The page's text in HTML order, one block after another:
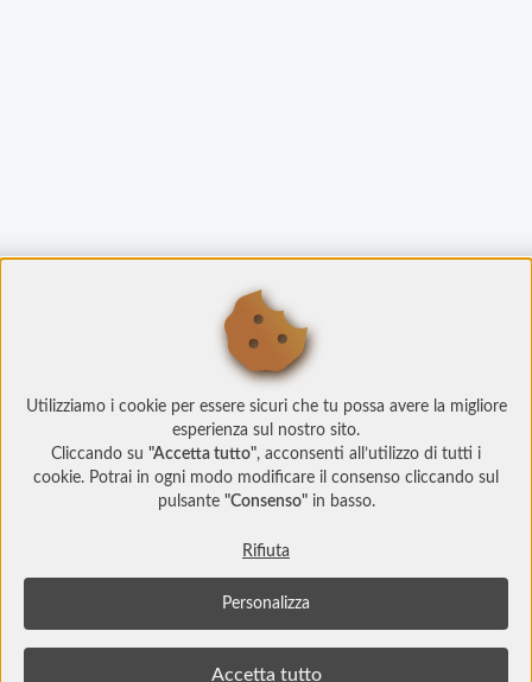
© Copyright 2022 Social Play
info@studiweb.it - P.iva/C.f. IT05983000729
Utilizziamo i cookie per essere sicuri che tu possa avere la migliore
esperienza sul nostro sito.
Cliccando su "Accetta tutto", acconsenti all’utilizzo di tutti i
cookie. Potrai in ogni modo modificare il consenso cliccando sul
pulsante "Consenso"in basso.
Rifiuta
Personalizza
Accetta tutto